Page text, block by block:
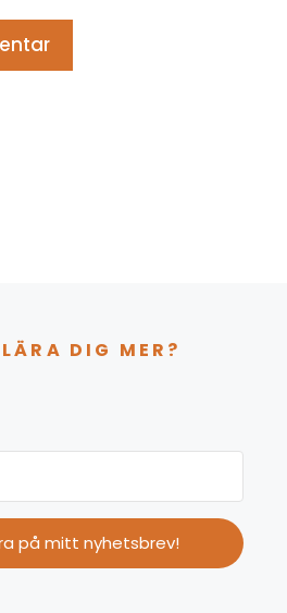
DIG MER?
på mitt nyhetsbrev!